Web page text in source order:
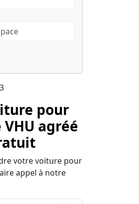
pour
VHU agréé
votre voiture pour
appel à notre